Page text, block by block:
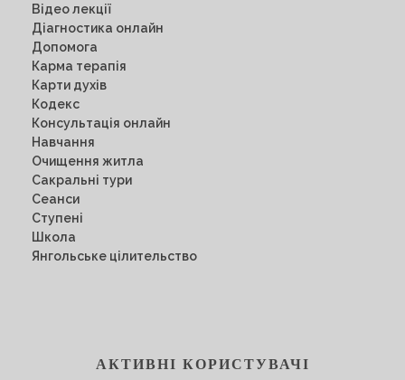
Відео лекції
Діагностика онлайн
Допомога
Карма терапія
Карти духів
Кодекс
Консультація онлайн
Навчання
Очищення житла
Сакральні тури
Сеанси
Ступені
Школа
Янгольське цілительство
АКТИВНІ КОРИСТУВАЧІ